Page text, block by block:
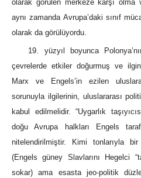
olarak görülen merkeze karşı olma
aynı zamanda Avrupa’daki sınıf
olarak da görülüyordu.
19. yüzyıl boyunca
çevrelerde etkiler doğurmuş ve
Marx ve Engels’in ezilen
sorunuyla ilgilerinin, uluslararası
kabul edilmelidir. “Uygarlık
doğu Avrupa halkları Engels
nitelendirilmiştir. Kimi tonlarıyla
(Engels güney Slavlarını Hegelci
sokar) ama esasta jeo-politik